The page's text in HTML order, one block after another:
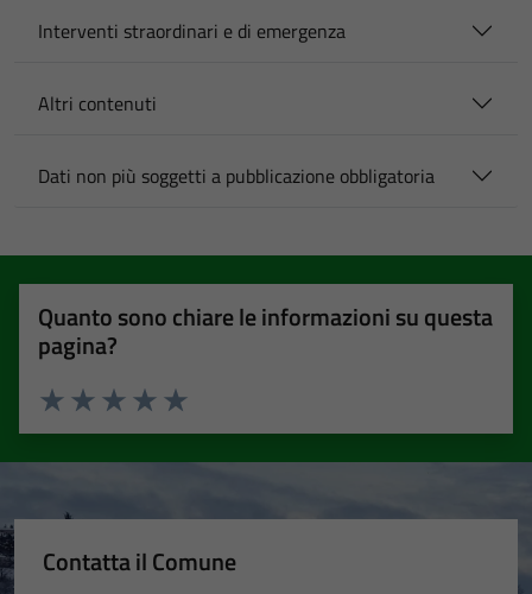
Interventi straordinari e di emergenza
Altri contenuti
Dati non più soggetti a pubblicazione obbligatoria
Quanto sono chiare le informazioni su questa
pagina?
Valuta 5 stelle su 5
Valuta 4 stelle su 5
Valuta 3 stelle su 5
Valuta 2 stelle su 5
Valuta 1 stelle su 5
Contatta il Comune